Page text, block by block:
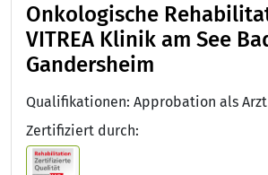
Onkologische
VITREA Klinik am See
Gandersheim
Zertifiziert durch: